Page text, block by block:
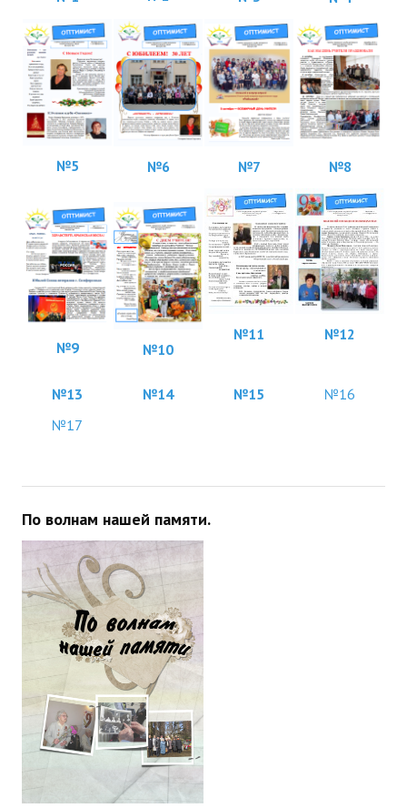
№5 №6 №7 №8
№9 №10
№11 №12
№13 №14 №15
№16
№17
По волнам нашей памяти.